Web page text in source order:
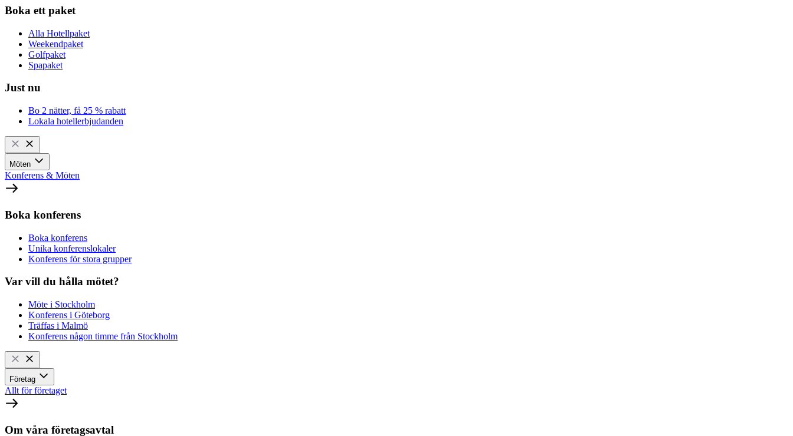
Boka ett paket
Alla Hotellpaket
Weekendpaket
Golfpaket
Spapaket
Just nu
Bo 2 nätter, få 25 % rabatt
Lokala hotellerbjudanden
Möten
Konferens & Möten
Boka konferens
Boka konferens
Unika konferenslokaler
Konferens för stora grupper
Var vill du hålla mötet?
Möte i Stockholm
Konferens i Göteborg
Träffas i Malmö
Konferens någon timme från Stockholm
Företag
Allt för företaget
Om våra företagsavtal